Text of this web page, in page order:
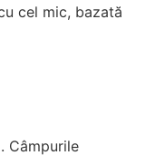
cel mic, bazată
Câmpurile